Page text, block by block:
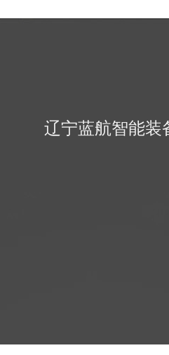
辽宁蓝航智能装